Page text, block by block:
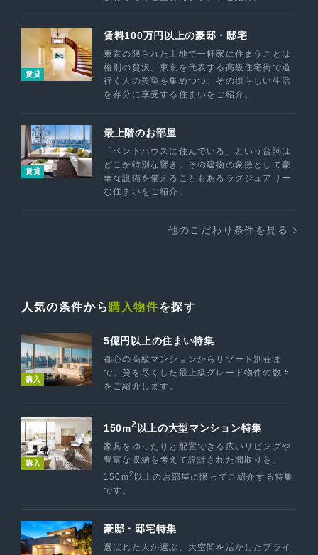
賃貸
賃料100万円以上の豪邸・邸宅
東京の限られた土地で一軒家に住まうことは
格別の贅沢。東京を代表する高級住宅街で道
行く人の羨望を集めつつ、その街らしい生活
を存分に享受する住まいをご紹介。
賃貸
最上階のお部屋
「ペントハウスに住んでいる」という台詞は
どこか特別な響き。その建物の象徴として豪
華な設備を備えることもあるラグジュアリー
な住まいをご紹介。
他のこだわり条件を見る
人気の条件から 購入物件を探す
購入
5億円以上の住まい特集
都心の高級マンションからリゾート別荘ま
で。贅を尽くした最上級グレード物件の数々
をご紹介します。
購入
150m2 以上の大型マンション特集
家具をゆったりと配置できる広いリビングや
豊富な収納を考えて設計された間取りを、
150m2 以上のお部屋に限ってご紹介する特集
です。
豪邸・邸宅特集
選ばれた人が選ぶ、大空間を活かしたプライ